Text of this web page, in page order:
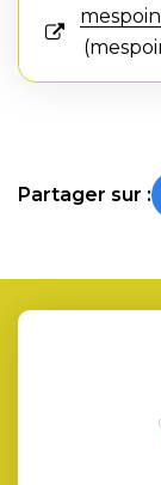
Partager sur :